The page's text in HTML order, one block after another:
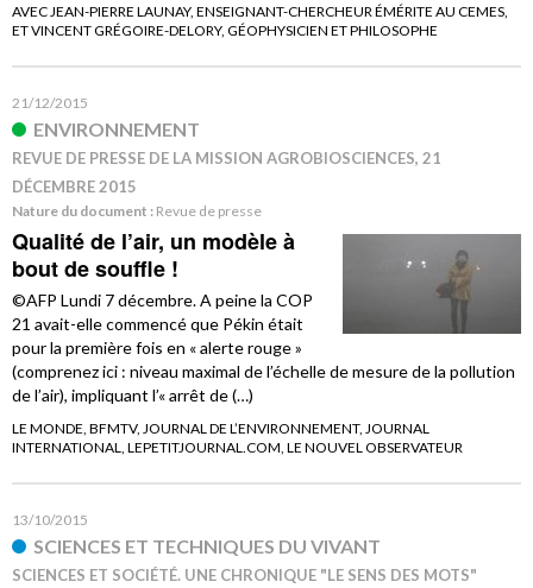
AVEC JEAN-PIERRE LAUNAY, ENSEIGNANT-CHERCHEUR ÉMÉRITE AU CEMES,
ET VINCENT GRÉGOIRE-DELORY, GÉOPHYSICIEN ET PHILOSOPHE
21/12/2015
ENVIRONNEMENT
REVUE DE PRESSE DE LA MISSION AGROBIOSCIENCES, 21
DÉCEMBRE 2015
Nature du document : Revue de presse
Qualité de l’air, un modèle à
bout de souffle !
©AFP Lundi 7 décembre. A peine la COP
21 avait-elle commencé que Pékin était
pour la première fois en « alerte rouge »
(comprenez ici : niveau maximal de l’échelle de mesure de la pollution
de l’air), impliquant l’« arrêt de (…)
LE MONDE, BFMTV, JOURNAL DE L’ENVIRONNEMENT, JOURNAL
INTERNATIONAL, LEPETITJOURNAL.COM, LE NOUVEL OBSERVATEUR
13/10/2015
SCIENCES ET TECHNIQUES DU VIVANT
SCIENCES ET SOCIÉTÉ. UNE CHRONIQUE "LE SENS DES MOTS"